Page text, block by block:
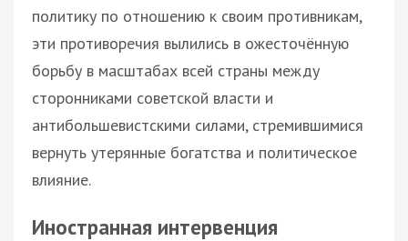
политику по отношению к своим противникам,
эти противоречия вылились в ожесточённую
борьбу в масштабах всей страны между
сторонниками советской власти и
антибольшевистскими силами, стремившимися
вернуть утерянные богатства и политическое
влияние.
Иностранная интервенция